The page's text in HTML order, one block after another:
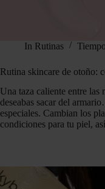
In Rutinas
Rutina skincare de otoño:
Una taza caliente entre las
deseabas sacar del
especiales. Cambian los
condiciones para tu piel,